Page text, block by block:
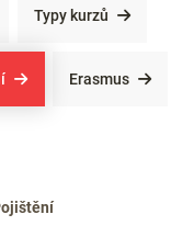
Typy kurzů
Erasmus